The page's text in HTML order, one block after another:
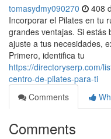
tomasydmy090270 408
Incorporar el Pilates en tu
grandes ventajas. Si estás
ajuste a tus necesidades,
Primero, identifica tu
https://directoryserp.com/
centro-de-pilates-para-ti
Comments
Comments